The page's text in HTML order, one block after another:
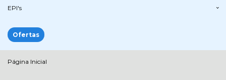
EPI's
Ofertas
Página Inicial